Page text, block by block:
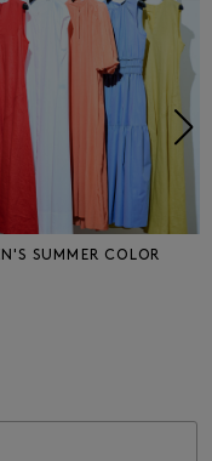
SUMMER COLOR